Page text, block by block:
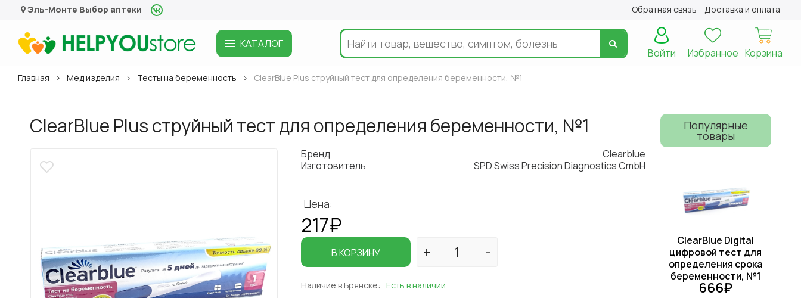
Эль-Монте Выбор аптеки Обратная связь Доставка и оплата
КАТАЛОГ
Корзина
Избранное
Войти
Главная Мед изделия Тесты на беременность ClearBlue Plus струйный тест для определения беременности, №1
ClearBlue Plus струйный тест для определения беременности, №1
Бренд
Clearblue
Изготовитель
SPD Swiss Precision Diagnostics CmbH
Цена:
217₽
В КОРЗИНУ
Наличие в Брянске: Есть в наличии
Популярные
товары
ClearBlue Digital
цифровой тест для
определения срока
беременности, №1
666₽